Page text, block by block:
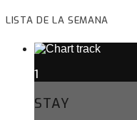
LISTA DE LA SEMANA
1
STAY